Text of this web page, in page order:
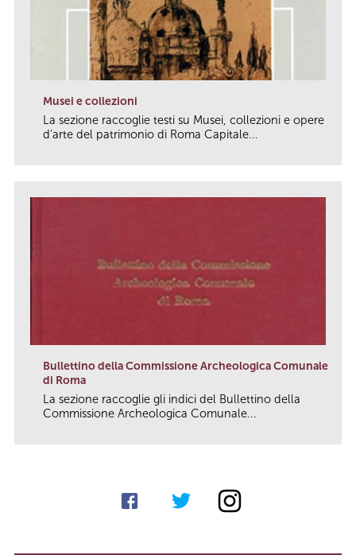
Musei e collezioni
La sezione raccoglie testi su Musei, collezioni e opere
d'arte del patrimonio di Roma Capitale...
Bullettino della Commissione Archeologica Comunale
di Roma
La sezione raccoglie gli indici del Bullettino della
Commissione Archeologica Comunale...